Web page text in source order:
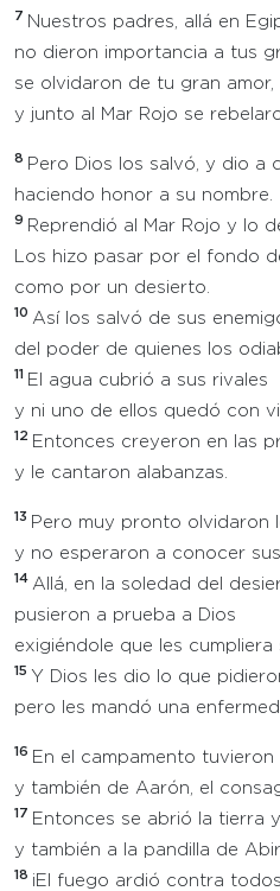
7 Nuestros padres, allá en
no dieron importancia a tus
se olvidaron de tu gran amor,
y junto al Mar Rojo se
8 Pero Dios los salvó, y dio a
haciendo honor a su nombre.
9 Reprendió al Mar Rojo y lo
Los hizo pasar por el fondo
como por un desierto.
10 Así los salvó de sus
del poder de quienes los
11
El agua cubrió a sus rivales
y ni uno de ellos quedó con
12 Entonces creyeron en las
y le cantaron alabanzas.
13 Pero muy pronto olvidaron
y no esperaron a conocer sus
14 Allá, en la soledad del
pusieron a prueba a Dios
exigiéndole que les cumpliera
15 Y Dios les dio lo que
pero les mandó una
16 En el campamento tuvieron
y también de Aarón, el
17 Entonces se abrió la tierra
y también a la pandilla de
18 ¡El fuego ardió contra